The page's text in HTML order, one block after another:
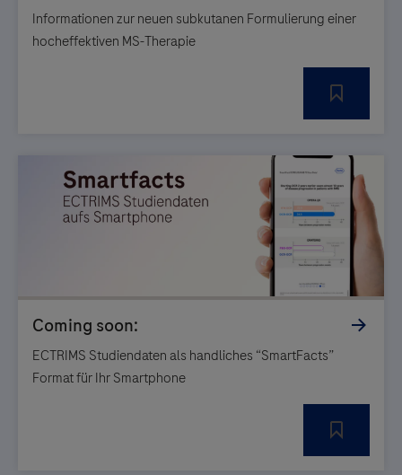
Informationen zur neuen subkutanen Formulierung einer
hocheffektiven MS-Therapie
ECTRIMS Studiendaten als handliches “SmartFacts”
Format für Ihr Smartphone